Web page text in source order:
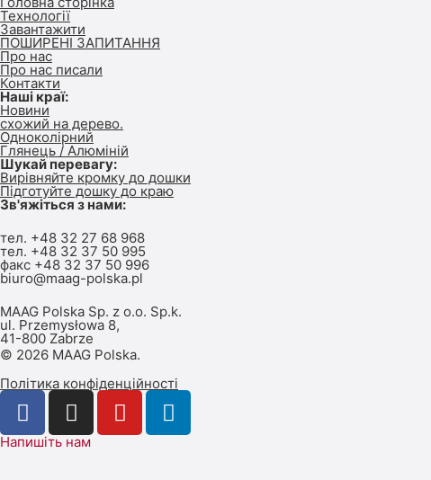
Технології
Завантажити
ПОШИРЕНІ ЗАПИТАННЯ
Про нас
Про нас писали
Контакти
Наші краї:
Новини
схожий на дерево.
Одноколірний
Глянець / Алюміній
Шукай перевагу:
Вирівняйте кромку до дошки
Підготуйте дошку до краю
Зв'яжіться з нами:
тел. +48 32 27 68 968
тел. +48 32 37 50 995
факс +48 32 37 50 996
biuro@maag-polska.pl
MAAG Polska Sp. z o.o. Sp.k.
ul. Przemysłowa 8,
41-800 Zabrze
© 2026 MAAG Polska.
Політика конфіденційності
Напишіть нам